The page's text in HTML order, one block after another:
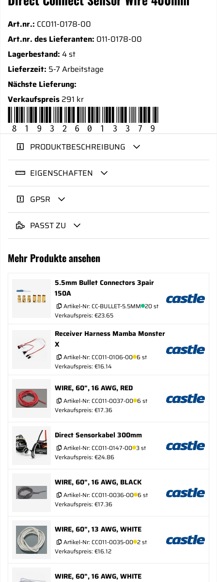
Art.nr.: CC011-0178-00
Art.nr. des Lieferanten: 011-0178-00
Lagerbestand: 4 st
Lieferzeit: 5-7 Arbeitstage
Nächste Lieferung:
Verkaufspreis 291 kr
819326013379
PRODUKTBESCHREIBUNG
EIGENSCHAFTEN
GPSR
PASST ZU
Mehr Produkte ansehen
5.5mm Bullet Connectors 3pair
150A
Artikel-Nr: CC-BULLET-5.5MM 20 st
Verkaufspreis: €23.65
Receiver Harness Mamba Monster
X
Artikel-Nr: CC011-0106-00 6 st
Verkaufspreis: €16.14
WIRE, 60", 16 AWG, RED
Artikel-Nr: CC011-0037-00 6 st
Verkaufspreis: €17.36
Direct Sensorkabel 300mm
Artikel-Nr: CC011-0147-00 3 st
Verkaufspreis: €24.86
WIRE, 60", 16 AWG, BLACK
Artikel-Nr: CC011-0036-00 6 st
Verkaufspreis: €17.36
WIRE, 60", 13 AWG, WHITE
Artikel-Nr: CC011-0035-00 2 st
Verkaufspreis: €16.12
WIRE, 60", 16 AWG, WHITE